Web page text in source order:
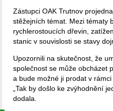
Zástupci OAK Trutnov
stěžejních témat. Mezi tématy
rychlerostoucích dřevin,
stanic v souvislosti se stavy
Upozornili na skutečnost, že
společnost se může obcházet
a bude možné ji prodat v
„Tak by došlo ke zvýhodnění
dodala.